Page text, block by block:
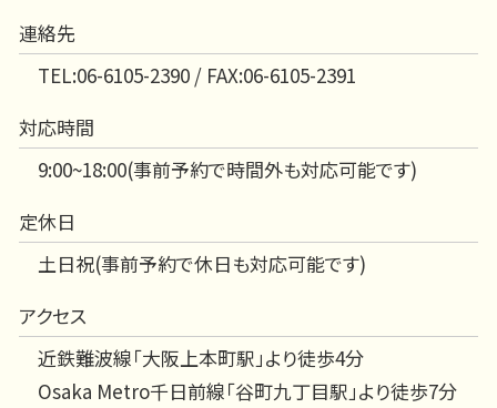
連絡先
TEL:06-6105-2390 / FAX:06-6105-2391
対応時間
9:00~18:00(事前予約で時間外も対応可能です)
定休日
土日祝(事前予約で休日も対応可能です)
アクセス
近鉄難波線「大阪上本町駅」より徒歩4分
Osaka Metro千日前線「谷町九丁目駅」より徒歩7分